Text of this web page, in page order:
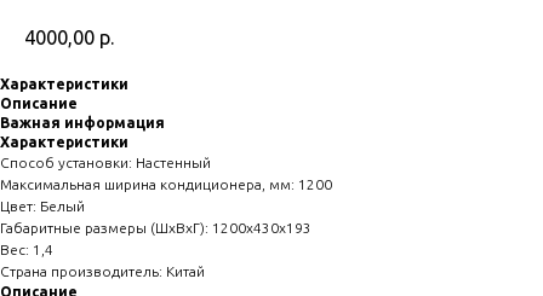
4000,00 р.
Характеристики
Описание
Важная информация
Характеристики
Способ установки: Настенный
Максимальная ширина кондиционера, мм: 1200
Цвет: Белый
Габаритные размеры (ШхВхГ): 1200х430х193
Вес: 1,4
Страна производитель: Китай
Описание